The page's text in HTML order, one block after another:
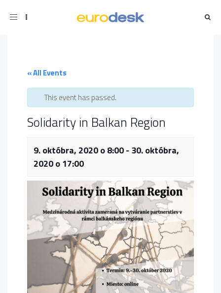
Toggle
« All Events
This event has passed.
Solidarity in Balkan Region
9. októbra, 2020 o 8:00- 30. októbra,
2020 o 17:00